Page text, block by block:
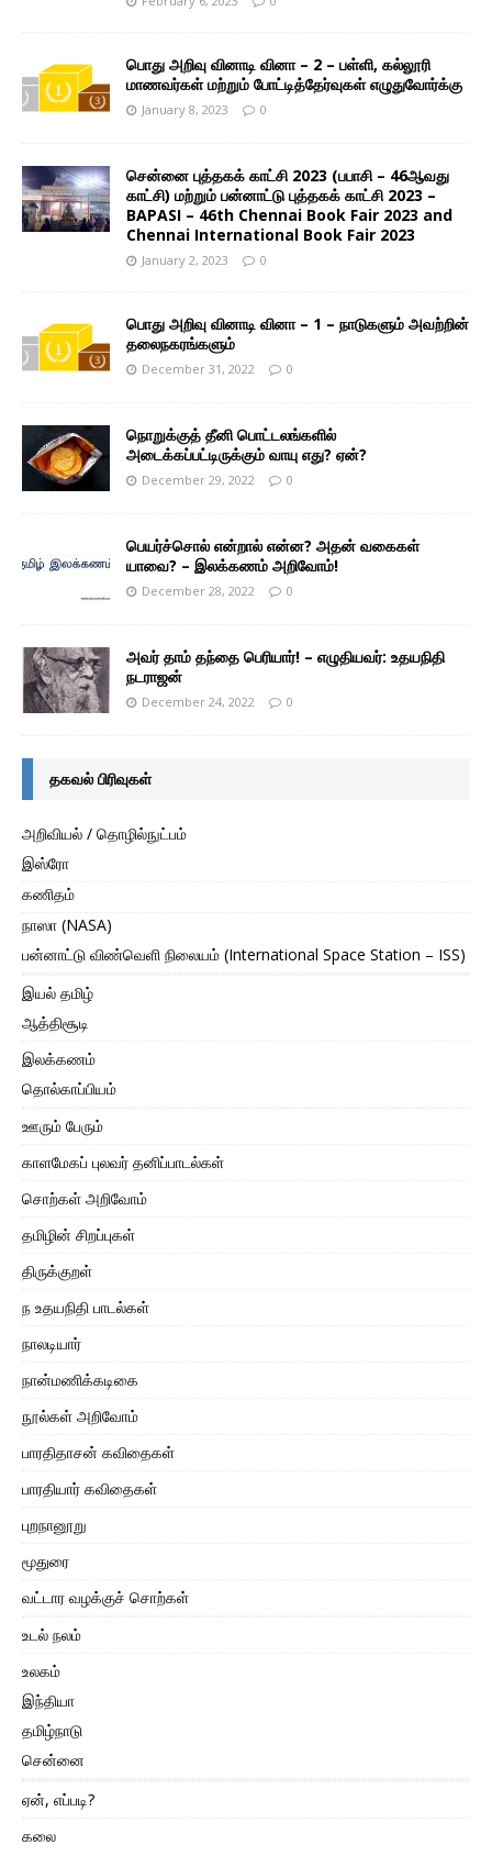
பொது அறிவு வினாடி வினா – 2 – பள்ளி, கல்லூரி
மாணவர்கள் மற்றும் போட்டித்தேர்வுகள் எழுதுவோர்க்கு
January 8, 2023 0
சென்னை புத்தகக் காட்சி 2023 (பபாசி – 46ஆவது
காட்சி) மற்றும் பன்னாட்டு புத்தகக் காட்சி 2023 –
BAPASI – 46th Chennai Book Fair 2023 and
Chennai International Book Fair 2023
January 2, 2023 0
பொது அறிவு வினாடி வினா – 1 – நாடுகளும் அவற்றின்
தலைநகரங்களும்
December 31, 2022 0
நொறுக்குத் தீனி பொட்டலங்களில்
அடைக்கப்பட்டிருக்கும் வாயு எது? ஏன்?
December 29, 2022 0
பெயர்ச்சொல் என்றால் என்ன? அதன் வகைகள்
யாவை? – இலக்கணம் அறிவோம்!
December 28, 2022 0
அவர் தாம் தந்தை பெரியார்! – எழுதியவர்: உதயநிதி
நடராஜன்
December 24, 2022 0
தகவல் பிரிவுகள்
அறிவியல் / தொழில்நுட்பம்
இஸ்ரோ
கணிதம்
நாஸா (NASA)
பன்னாட்டு விண்வெளி நிலையம் (International Space Station – ISS)
இயல் தமிழ்
ஆத்திசூடி
இலக்கணம்
தொல்காப்பியம்
ஊரும் பேரும்
காளமேகப் புலவர் தனிப்பாடல்கள்
சொற்கள் அறிவோம்
தமிழின் சிறப்புகள்
திருக்குறள்
ந உதயநிதி பாடல்கள்
நாலடியார்
நான்மணிக்கடிகை
நூல்கள் அறிவோம்
பாரதிதாசன் கவிதைகள்
பாரதியார் கவிதைகள்
புறநானூறு
மூதுரை
வட்டார வழக்குச் சொற்கள்
உடல் நலம்
உலகம்
இந்தியா
தமிழ்நாடு
சென்னை
ஏன், எப்படி?
கலை